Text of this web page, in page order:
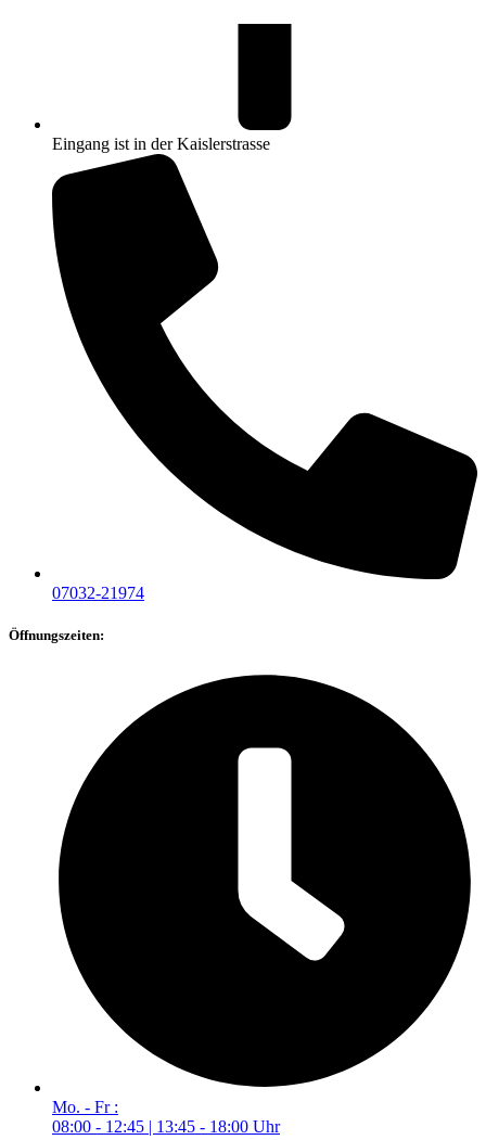
Eingang ist in der Kaislerstrasse
07032-21974
Öffnungszeiten:
Mo. - Fr :
08:00 - 12:45 | 13:45 - 18:00 Uhr